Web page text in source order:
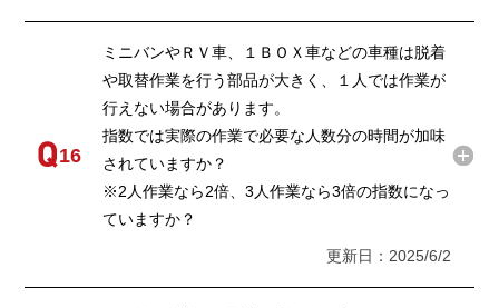
16
ミニバンやＲＶ車、１ＢＯＸ車などの車種は脱着
や取替作業を行う部品が大きく、１人では作業が
行えない場合があります。
指数では実際の作業で必要な人数分の時間が加味
されていますか？
※2人作業なら2倍、3人作業なら3倍の指数になっ
ていますか？
更新日：2025/6/2